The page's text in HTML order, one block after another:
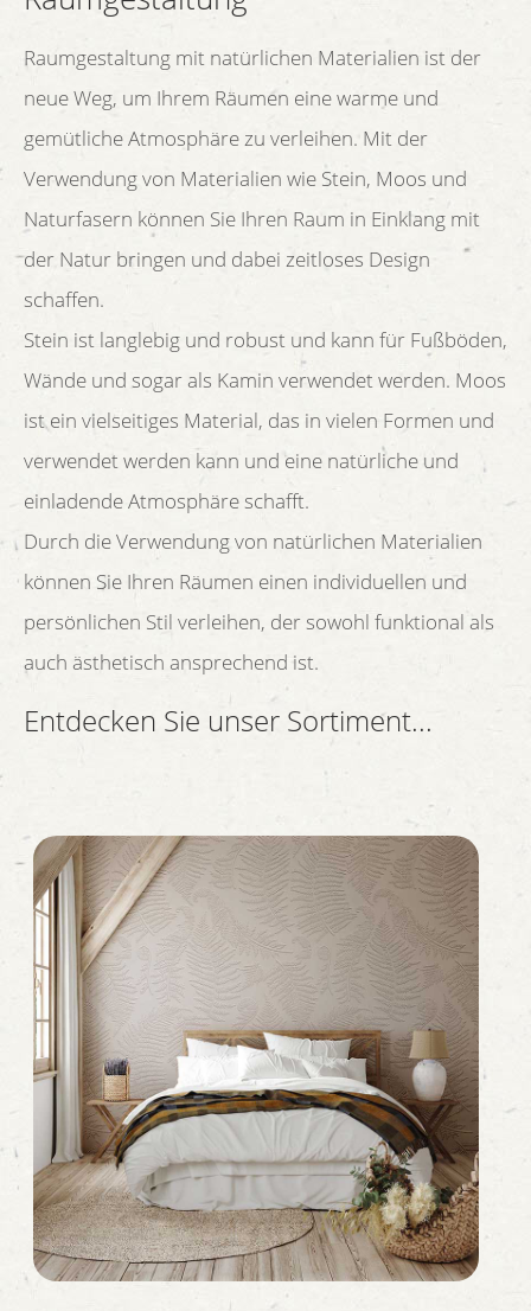
Raumgestaltung mit natürlichen Materialien ist der
neue Weg, um Ihrem Räumen eine warme und
gemütliche Atmosphäre zu verleihen. Mit der
Verwendung von Materialien wie Stein, Moos und
Naturfasern können Sie Ihren Raum in Einklang mit
der Natur bringen und dabei zeitloses Design
schaffen.
Stein ist langlebig und robust und kann für Fußböden,
Wände und sogar als Kamin verwendet werden. Moos
ist ein vielseitiges Material, das in vielen Formen und
verwendet werden kann und eine natürliche und
einladende Atmosphäre schafft.
Durch die Verwendung von natürlichen Materialien
können Sie Ihren Räumen einen individuellen und
persönlichen Stil verleihen, der sowohl funktional als
auch ästhetisch ansprechend ist.
Entdecken Sie unser Sortiment...